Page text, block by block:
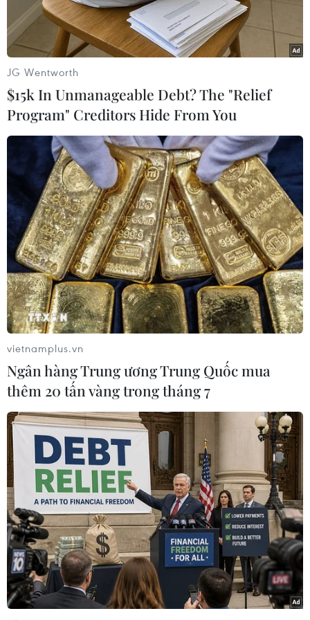
qua.
Ngoại trưởng Nga Sergei Lavrov. (Ảnh: AFP/TTXVN)
Ngày 13/12, Ngoại trưởng Nga Sergei Lavrov và
người đồng cấp Iran Hossein Amir Abdollahian
đã có cuộc điện đàm nhằm thảo luận về thỏa
thuận hạt nhân Iran năm 2015, hay còn có tên
gọi chính thức là Kế hoạch Hành động chung
toàn diện (JCPOA).
Theo tuyên bố của Bộ Ngoại giao Nga, ngoại
trưởng hai nước đã tái khẳng định lập trường
chung là khôi phục thỏa thuận hạt nhân với
phiên bản cân bằng ban đầu, được Hội đồng
Bảo an Liên hợp quốc thông qua.
Hai bên cũng nhấn mạnh đây là biện pháp
đúng đắn duy nhất nhằm đảm bảo quyền và lợi
ích của tất cả các bên tham gia thỏa thuận hạt
nhân JCPOA.
[Nga kêu gọi Mỹ và Iran quay lại bàn đàm
phán về hạt nhân]
JG Wentworth
$15k In Unmanageable Debt? The "Relief
Program" Creditors Hide From You
vietnamplus.vn
Ngân hàng Trung ương Trung Quốc mua
thêm 20 tấn vàng trong tháng 7